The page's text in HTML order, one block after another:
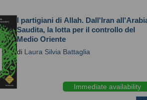
I partigiani di Allah. Dall'Iran
Saudita, la lotta per il controllo del
Medio Oriente
di Laura Silvia Battaglia
Immediate availability